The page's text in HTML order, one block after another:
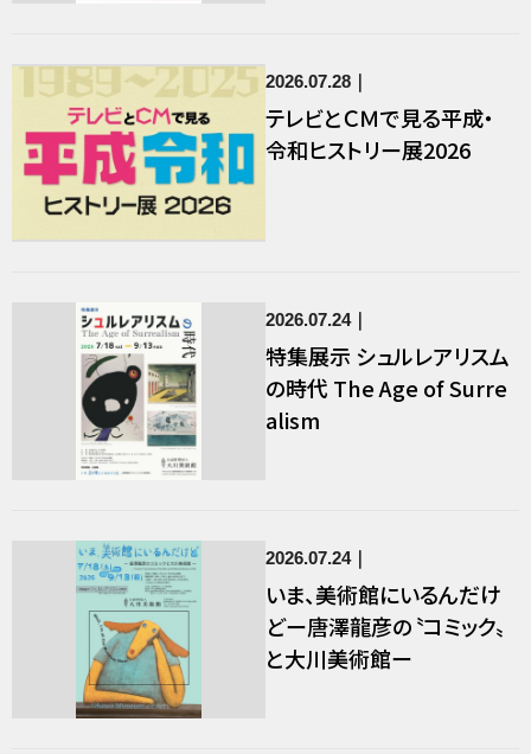
2026.07.28
テレビとＣＭで見る平成・
令和ヒストリー展2026
2026.07.24
特集展示 シュルレアリスム
の時代 The Age of Surre
alism
2026.07.24
いま、美術館にいるんだけ
どー唐澤龍彦の〝コミック〟
と大川美術館ー